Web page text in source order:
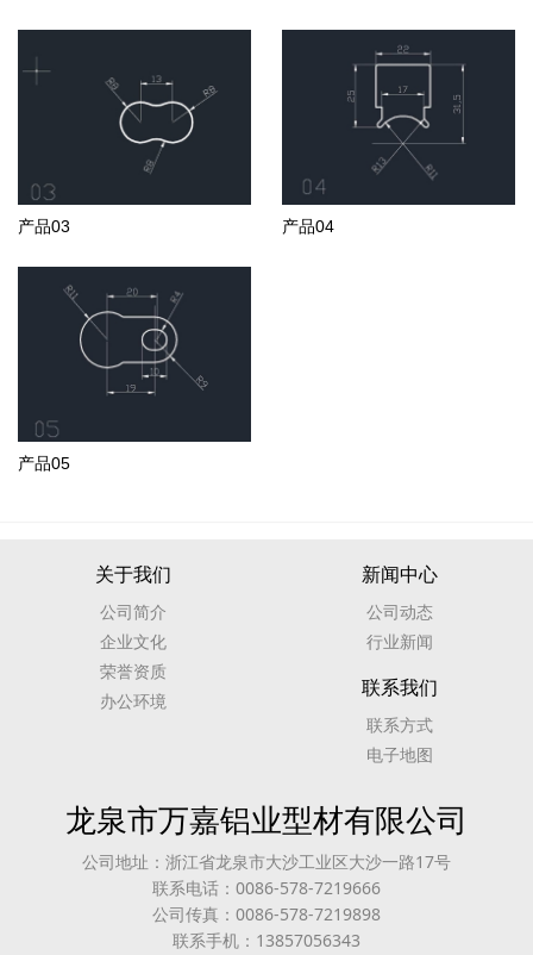
产品03 产品04
产品05
关于我们
公司简介
企业文化
荣誉资质
办公环境
新闻中心
公司动态
行业新闻
联系我们
联系方式
电子地图
龙泉市万嘉铝业型材有限公司
公司地址：浙江省龙泉市大沙工业区大沙一路17号
联系电话：0086-578-7219666
公司传真：0086-578-7219898
联系手机：13857056343